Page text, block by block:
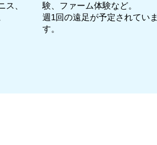
ス、
験、ファーム体験など。
週1回の遠足が予定されていま
す。